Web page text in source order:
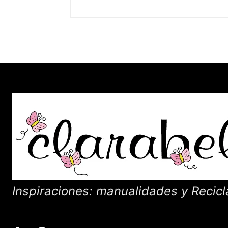
Inspiraciones: manualidades y